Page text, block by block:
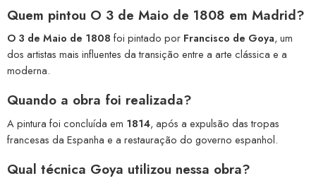
Quem pintou O 3 de Maio de 1808 em Madrid?
O 3 de Maio de 1808 foi pintado por Francisco de Goya, um
dos artistas mais influentes da transição entre a arte clássica e a
moderna.
Quando a obra foi realizada?
A pintura foi concluída em 1814, após a expulsão das tropas
francesas da Espanha e a restauração do governo espanhol.
Qual técnica Goya utilizou nessa obra?